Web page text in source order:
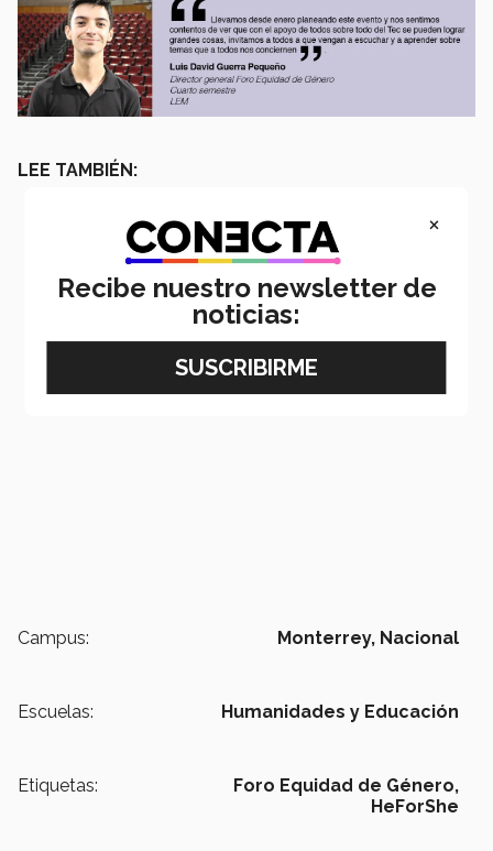
LEE TAMBIÉN:
Campus: Monterrey, Nacional
Escuelas: Humanidades y Educación
Etiquetas:
Foro Equidad de Género,
HeForShe
×
Recibe nuestro newsletter de
noticias: